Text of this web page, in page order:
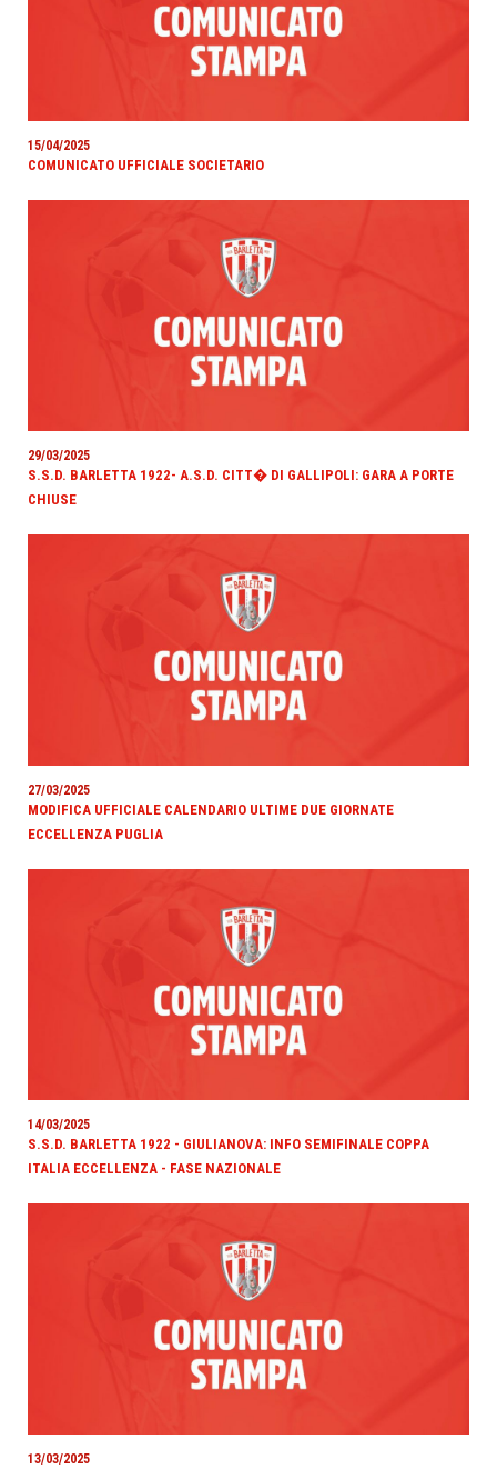
15/04/2025
COMUNICATO UFFICIALE SOCIETARIO
29/03/2025
S.S.D. BARLETTA 1922- A.S.D. CITT� DI GALLIPOLI: GARA A PORTE
CHIUSE
27/03/2025
MODIFICA UFFICIALE CALENDARIO ULTIME DUE GIORNATE
ECCELLENZA PUGLIA
14/03/2025
S.S.D. BARLETTA 1922 - GIULIANOVA: INFO SEMIFINALE COPPA
ITALIA ECCELLENZA - FASE NAZIONALE
13/03/2025